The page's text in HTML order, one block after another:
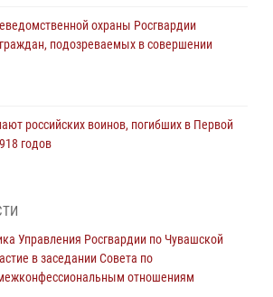
охраны Росгвардии
подозреваемых в совершении
российских воинов, погибших в Первой
годов
задержали подозреваемого в
службы войск национальной гвардии
Управления Росгвардии по Чувашской
в заседании Совета по
отношениям